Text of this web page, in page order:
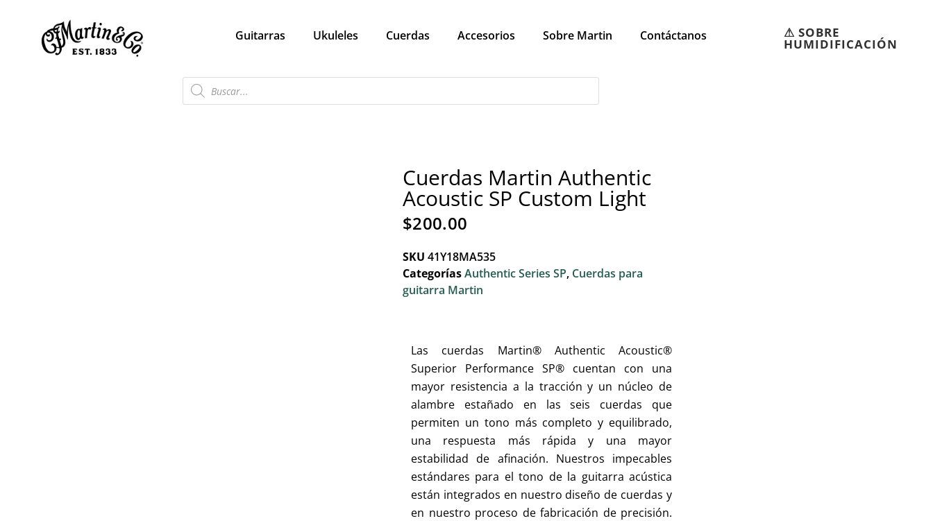
Guitarras Ukuleles Cuerdas Accesorios Sobre Martin Contáctanos ⚠︎ SOBRE
HUMIDIFICACIÓN
Cuerdas Martin Authentic
Acoustic SP Custom Light
$200.00
SKU 41Y18MA535
CategoríasAuthentic Series SP, Cuerdas para
guitarra Martin
Las cuerdas Martin® Authentic Acoustic®
Superior Performance SP® cuentan con una
mayor resistencia a la tracción y un núcleo de
alambre estañado en las seis cuerdas que
permiten un tono más completo y equilibrado,
una respuesta más rápida y una mayor
estabilidad de afinación. Nuestros impecables
estándares para el tono de la guitarra acústica
están integrados en nuestro diseño de cuerdas y
en nuestro proceso de fabricación de precisión.